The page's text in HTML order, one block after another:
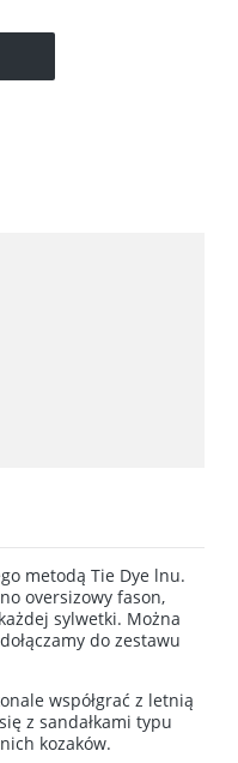
metodą Tie Dye lnu.
oversizowy fason,
sylwetki. Można
do zestawu
współgrać z letnią
z sandałkami typu
kozaków.